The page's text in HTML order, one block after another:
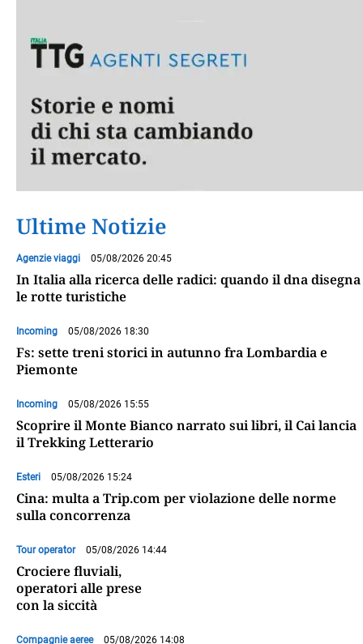
Ultime Notizie
Agenzie viaggi 05/08/2026 20:45
In Italia alla ricerca delle radici: quando il dna disegna
le rotte turistiche
Incoming 05/08/2026 18:30
Fs: sette treni storici in autunno fra Lombardia e
Piemonte
Incoming 05/08/2026 15:55
Scoprire il Monte Bianco narrato sui libri, il Cai lancia
il Trekking Letterario
Esteri 05/08/2026 15:24
Cina: multa a Trip.com per violazione delle norme
sulla concorrenza
Tour operator 05/08/2026 14:44
Crociere fluviali,
operatori alle prese
con la siccità
Compagnie aeree 05/08/2026 14:08